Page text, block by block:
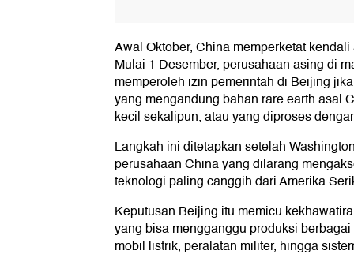
Awal Oktober, China memperketat
Mulai 1 Desember, perusahaan asing di
memperoleh izin pemerintah di Beijing
yang mengandung bahan rare earth asal
kecil sekalipun, atau yang diproses
Langkah ini ditetapkan setelah
perusahaan China yang dilarang
teknologi paling canggih dari Amerika
Keputusan Beijing itu memicu
yang bisa mengganggu produksi
mobil listrik, peralatan militer, hingga